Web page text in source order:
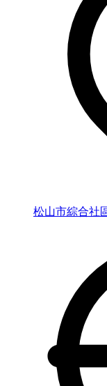
松山市綜合社